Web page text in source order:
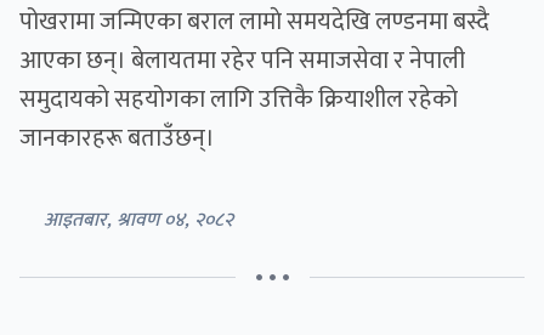
पोखरामा जन्मिएका बराल लामाे समयदेखि लण्डनमा बस्दै
आएका छन्। बेलायतमा रहेर पनि समाजसेवा र नेपाली
समुदायकाे सहयोगका लागि उत्तिकै क्रियाशील रहेकाे
जानकारहरू बताउँछन्।
आइतबार, श्रावण ०४, २०८२
• • •